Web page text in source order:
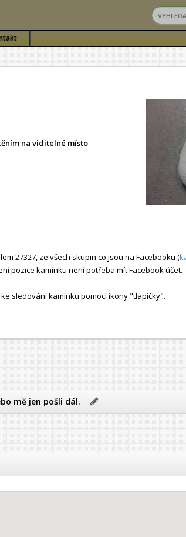
na viditelné místo
27327, ze všech skupin co jsou na Facebooku (
pozice kamínku není potřeba mít Facebook účet.
sledování kamínku pomocí ikony "tlapičky".
mě jen pošli dál.